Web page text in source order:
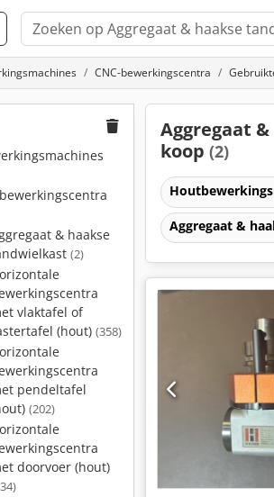
CNC-bewerkingscentra
& haakse
(2)
vlaktafel of
(hout) (358)
pendeltafel
(202)
doorvoer (hout)
Aggregaat
koop (2)
Aggregaat &